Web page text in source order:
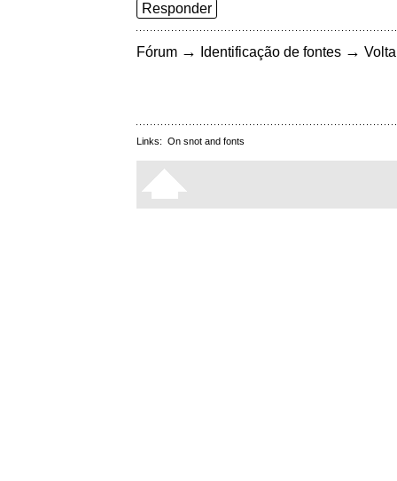
Responder
Fórum → Identificação de fontes →
Links: On snot and fonts